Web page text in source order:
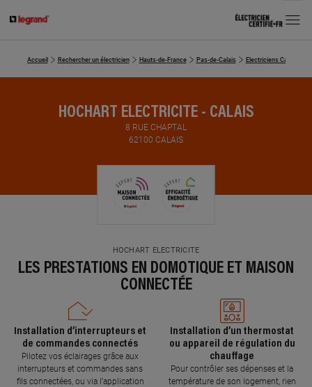
MENU
Accueil Rechercher un électricien Hauts-de-France Pas-de-Calais Electriciens Calais
HOCHART ELECTRICITE - CALAIS
8 RUE CHAPTAL
62100 CALAIS
HOCHART ELECTRICITE
LES PRESTATIONS EN DOMOTIQUE ET MAISON
CONNECTÉE
Installation d’interrupteurs et
de commandes connectés
Pilotez vos éclairages grâce aux
interrupteurs et commandes sans
fils connectées, ou via l'application
Installation d’un thermostat
ou appareil de régulation du
chauffage
Pour contrôler ses dépenses et la
température de son logement, rien